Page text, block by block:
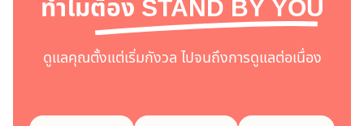
ทำไมต้อง STAND BY YOU
ดูแลคุณตั้งแต่เริ่มกังวล ไปจนถึงการดูแลต่อเนื่อง